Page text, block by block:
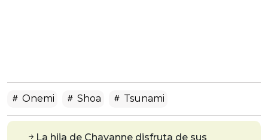
Onemi Shoa Tsunami
La hija de Chayanne disfruta de sus